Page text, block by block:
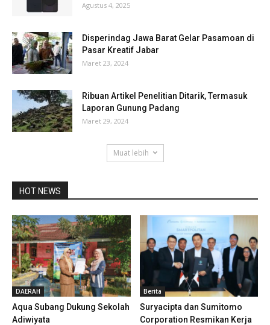
Agustus 4, 2025
Disperindag Jawa Barat Gelar Pasamoan di
Pasar Kreatif Jabar
Maret 23, 2024
Ribuan Artikel Penelitian Ditarik, Termasuk
Laporan Gunung Padang
Maret 29, 2024
Muat lebih
HOT NEWS
DAERAH
Aqua Subang Dukung Sekolah
Adiwiyata
Berita
Suryacipta dan Sumitomo
Corporation Resmikan Kerja